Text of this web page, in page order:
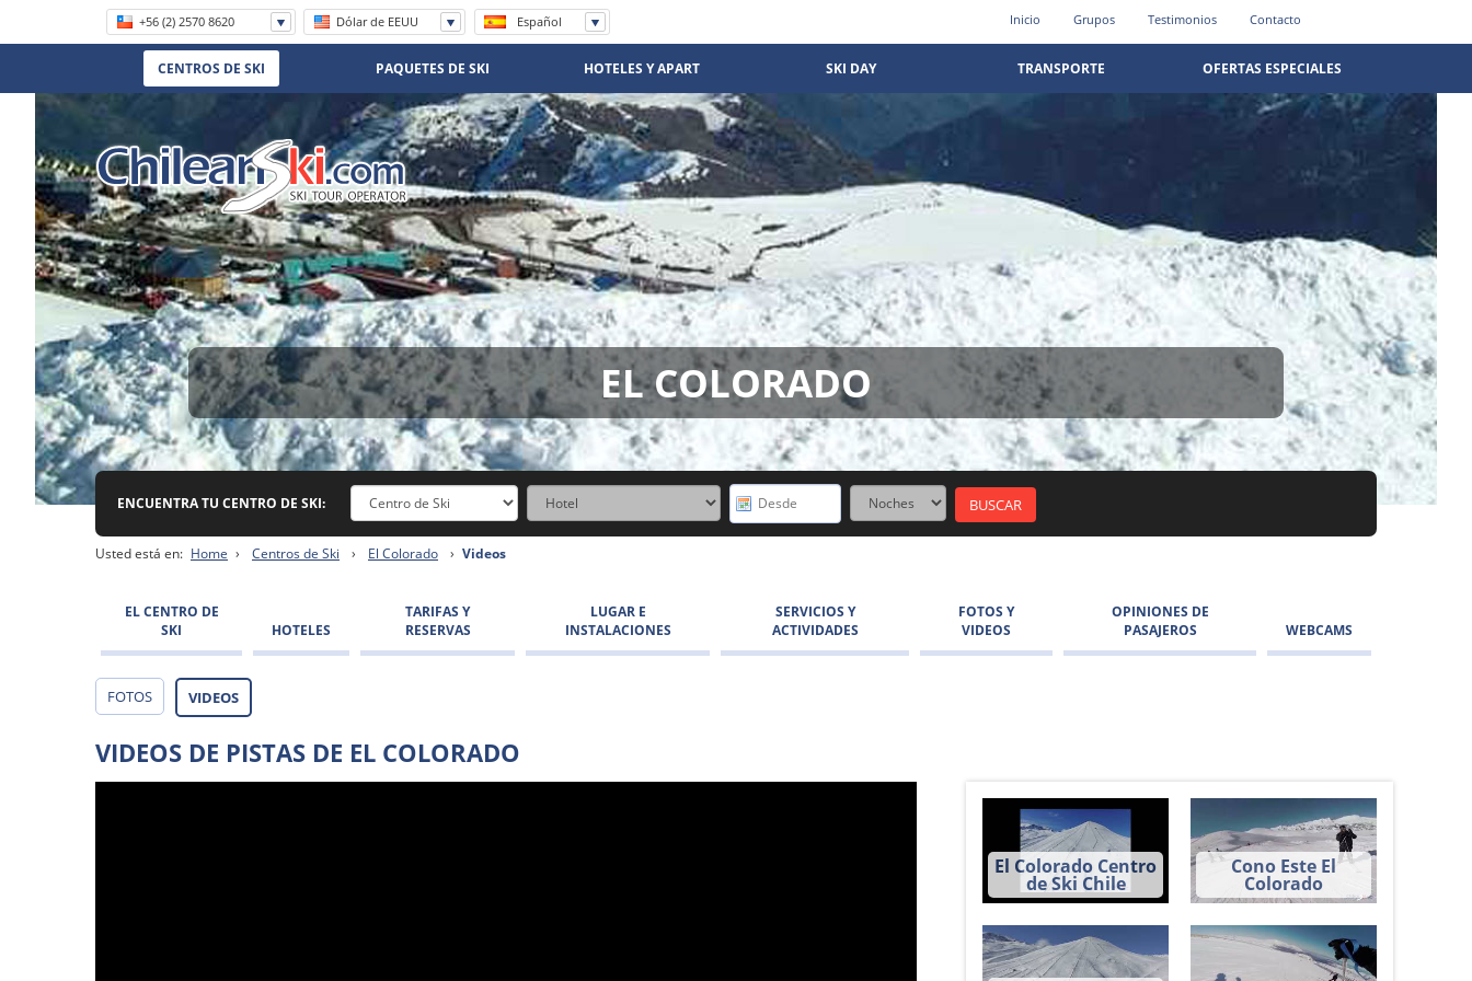
Español
English
Dólar de EEUU
+56 (2) 2570 8620
1 800 906 8056
(11) 5219-4105
(11) 3958 7071
Inicio Grupos Testimonios Contacto
CENTROS DE SKI PAQUETES DE SKI HOTELES Y APART SKI DAY TRANSPORTE OFERTAS ESPECIALES
EL COLORADO
ENCUENTRA TU CENTRO DE SKI:
EL CENTRO DE
SKI
HOTELES
TARIFAS Y
RESERVAS
LUGAR E
INSTALACIONES
SERVICIOS Y
ACTIVIDADES
FOTOS Y
VIDEOS
OPINIONES DE
PASAJEROS
WEBCAMS
FOTOS VIDEOS
VIDEOS DE PISTAS DE EL COLORADO
El Colorado Centro
de Ski Chile
Cono Este El
Colorado
Usted está en: Home › Centros de Ski › El Colorado › Videos